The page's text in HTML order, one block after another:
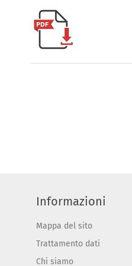
Informazioni
Mappa del sito
Trattamento dati
Chi siamo